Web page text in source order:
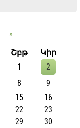
»
Շբթ
Կիր
1
2
8
9
15
16
22
23
29
30